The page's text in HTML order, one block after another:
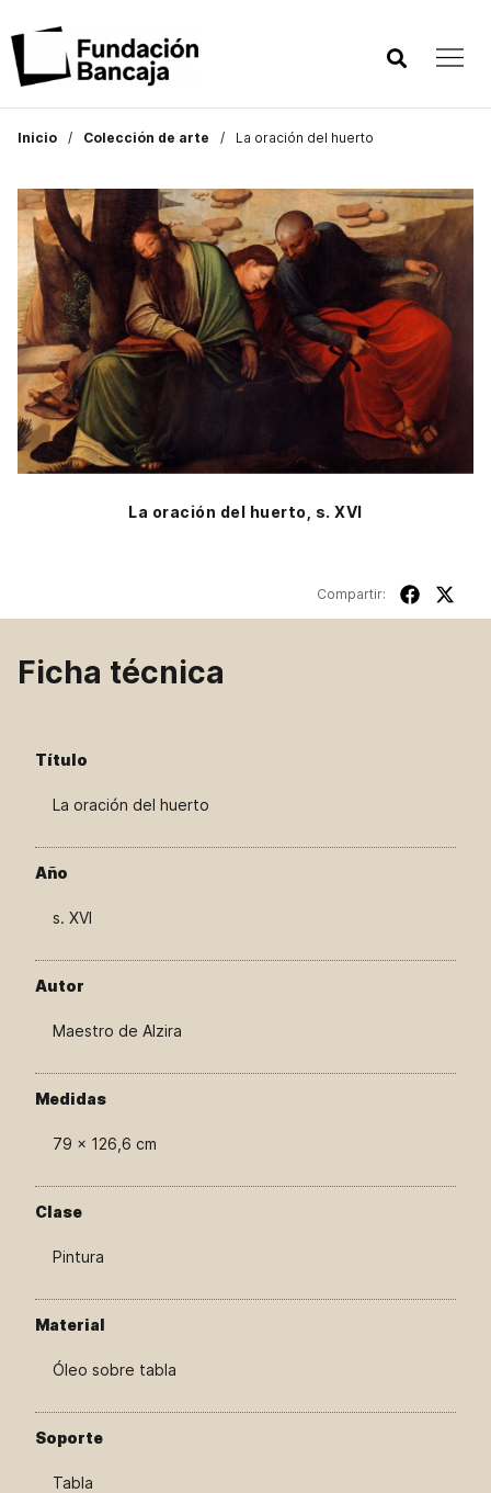
Inicio Colección de arte La oración del huerto
La oración del huerto, s. XVI
Compartir:
Ficha técnica
Título
La oración del huerto
Año
s. XVI
Autor
Maestro de Alzira
Medidas
79 × 126,6 cm
Clase
Pintura
Material
Óleo sobre tabla
Soporte
Tabla